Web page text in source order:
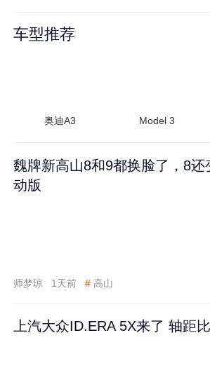
车型推荐
奥迪A3 Model 3
魏牌新高山8和9都换脸了，8还
动版
师梦琼 1天前 # 高山
上汽大众ID.ERA 5X来了 轴距